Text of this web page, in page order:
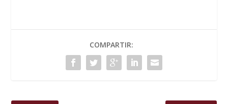
COMPARTIR: